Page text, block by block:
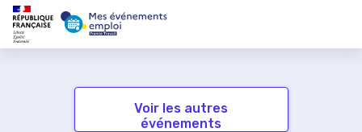
Voir les autres
événements